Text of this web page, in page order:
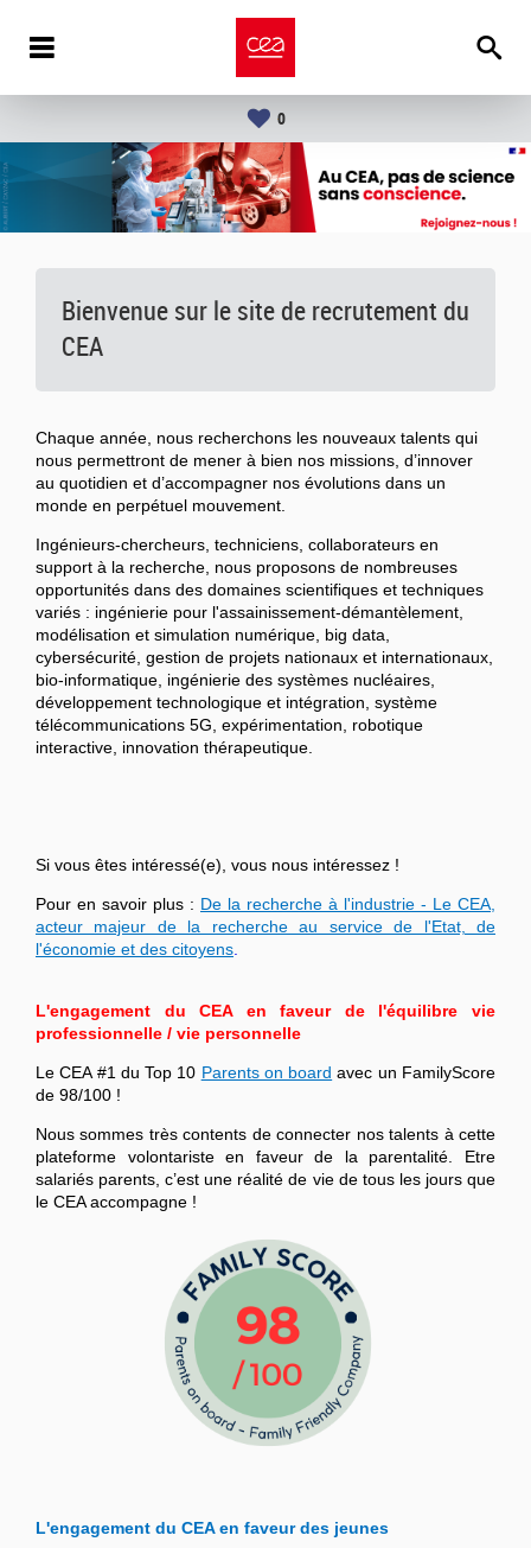
0
Bienvenue sur le site de recrutement du
CEA
Chaque année, nous recherchons les nouveaux talents qui
nous permettront de mener à bien nos missions, d’innover
au quotidien et d’accompagner nos évolutions dans un
monde en perpétuel mouvement.
Ingénieurs-chercheurs, techniciens, collaborateurs en
support à la recherche, nous proposons de nombreuses
opportunités dans des domaines scientifiques et techniques
variés : ingénierie pour l'assainissement-démantèlement,
modélisation et simulation numérique, big data,
cybersécurité, gestion de projets nationaux et internationaux,
bio-informatique, ingénierie des systèmes nucléaires,
développement technologique et intégration, système
télécommunications 5G, expérimentation, robotique
interactive, innovation thérapeutique.
Si vous êtes intéressé(e), vous nous intéressez !
Pour en savoir plus : De la recherche à l'industrie - Le CEA,
acteur majeur de la recherche au service de l'Etat, de
l'économie et des citoyens
L'engagement du CEA en faveur de l'équilibre vie
professionnelle / vie personnelle
Le CEA #1 du Top 10 Parents on board avec un FamilyScore
de 98/100 !
Nous sommes très contents de connecter nos talents à cette
plateforme volontariste en faveur de la parentalité. Etre
salariés parents, c’est une réalité de vie de tous les jours que
le CEA accompagne !
L'engagement du CEA en faveur des jeunes